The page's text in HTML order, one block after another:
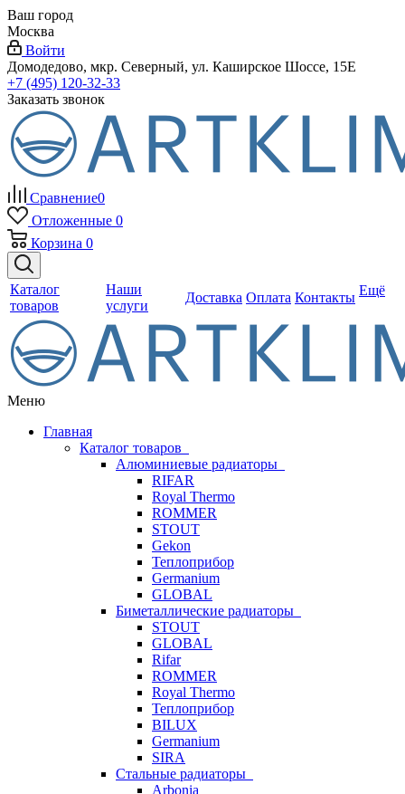
Ваш город
Москва
Войти
Домодедово, мкр. Северный, ул. Каширское Шоссе, 15Е
+7 (495) 120-32-33
Заказать звонок
Сравнение0
Отложенные 0
Корзина 0
Каталог
товаров
Наши
услуги
Доставка Оплата Контакты Ещё
Меню
Главная
Каталог товаров
Алюминиевые радиаторы
RIFAR
Royal Thermo
ROMMER
STOUT
Gekon
Теплоприбор
Germanium
GLOBAL
Биметаллические радиаторы
STOUT
GLOBAL
Rifar
ROMMER
Royal Thermo
Теплоприбор
BILUX
Germanium
SIRA
Стальные радиаторы
Arbonia